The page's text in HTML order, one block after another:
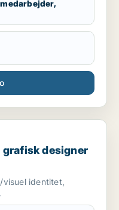
/ kreativ
designer
identitet,